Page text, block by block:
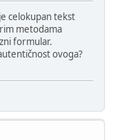
celokupan tekst
metodama
formular.
ovoga?